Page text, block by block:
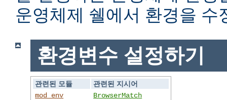
운영체제 쉘에서 환경을 수
환경변수 설정하기
관련된 모듈
관련된 지시어
mod_env
BrowserMatch